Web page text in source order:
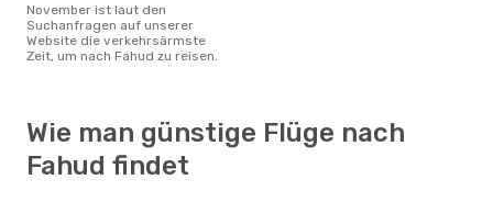
November ist laut den
Suchanfragen auf unserer
Website die verkehrsärmste
Zeit, um nach Fahud zu reisen.
Wie man günstige Flüge nach
Fahud findet